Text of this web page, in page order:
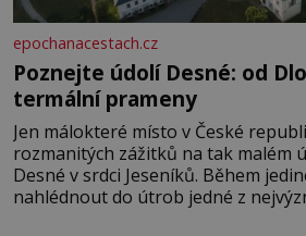
epochanacestach.cz
Poznejte údolí Desné: od
termální prameny
Jen málokteré místo v České
rozmanitých zážitků na tak malém
Desné v srdci Jeseníků. Během
nahlédnout do útrob jedné z